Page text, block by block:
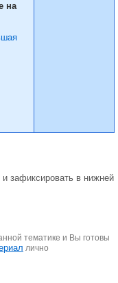
на
и зафиксировать в нижней
тематике и Вы готовы
лично